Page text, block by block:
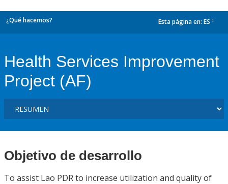
¿Qué hacemos? Esta página en: ES
Health Services Improvement
Project (AF)
Objetivo de desarrollo
To assist Lao PDR to increase utilization and quality of